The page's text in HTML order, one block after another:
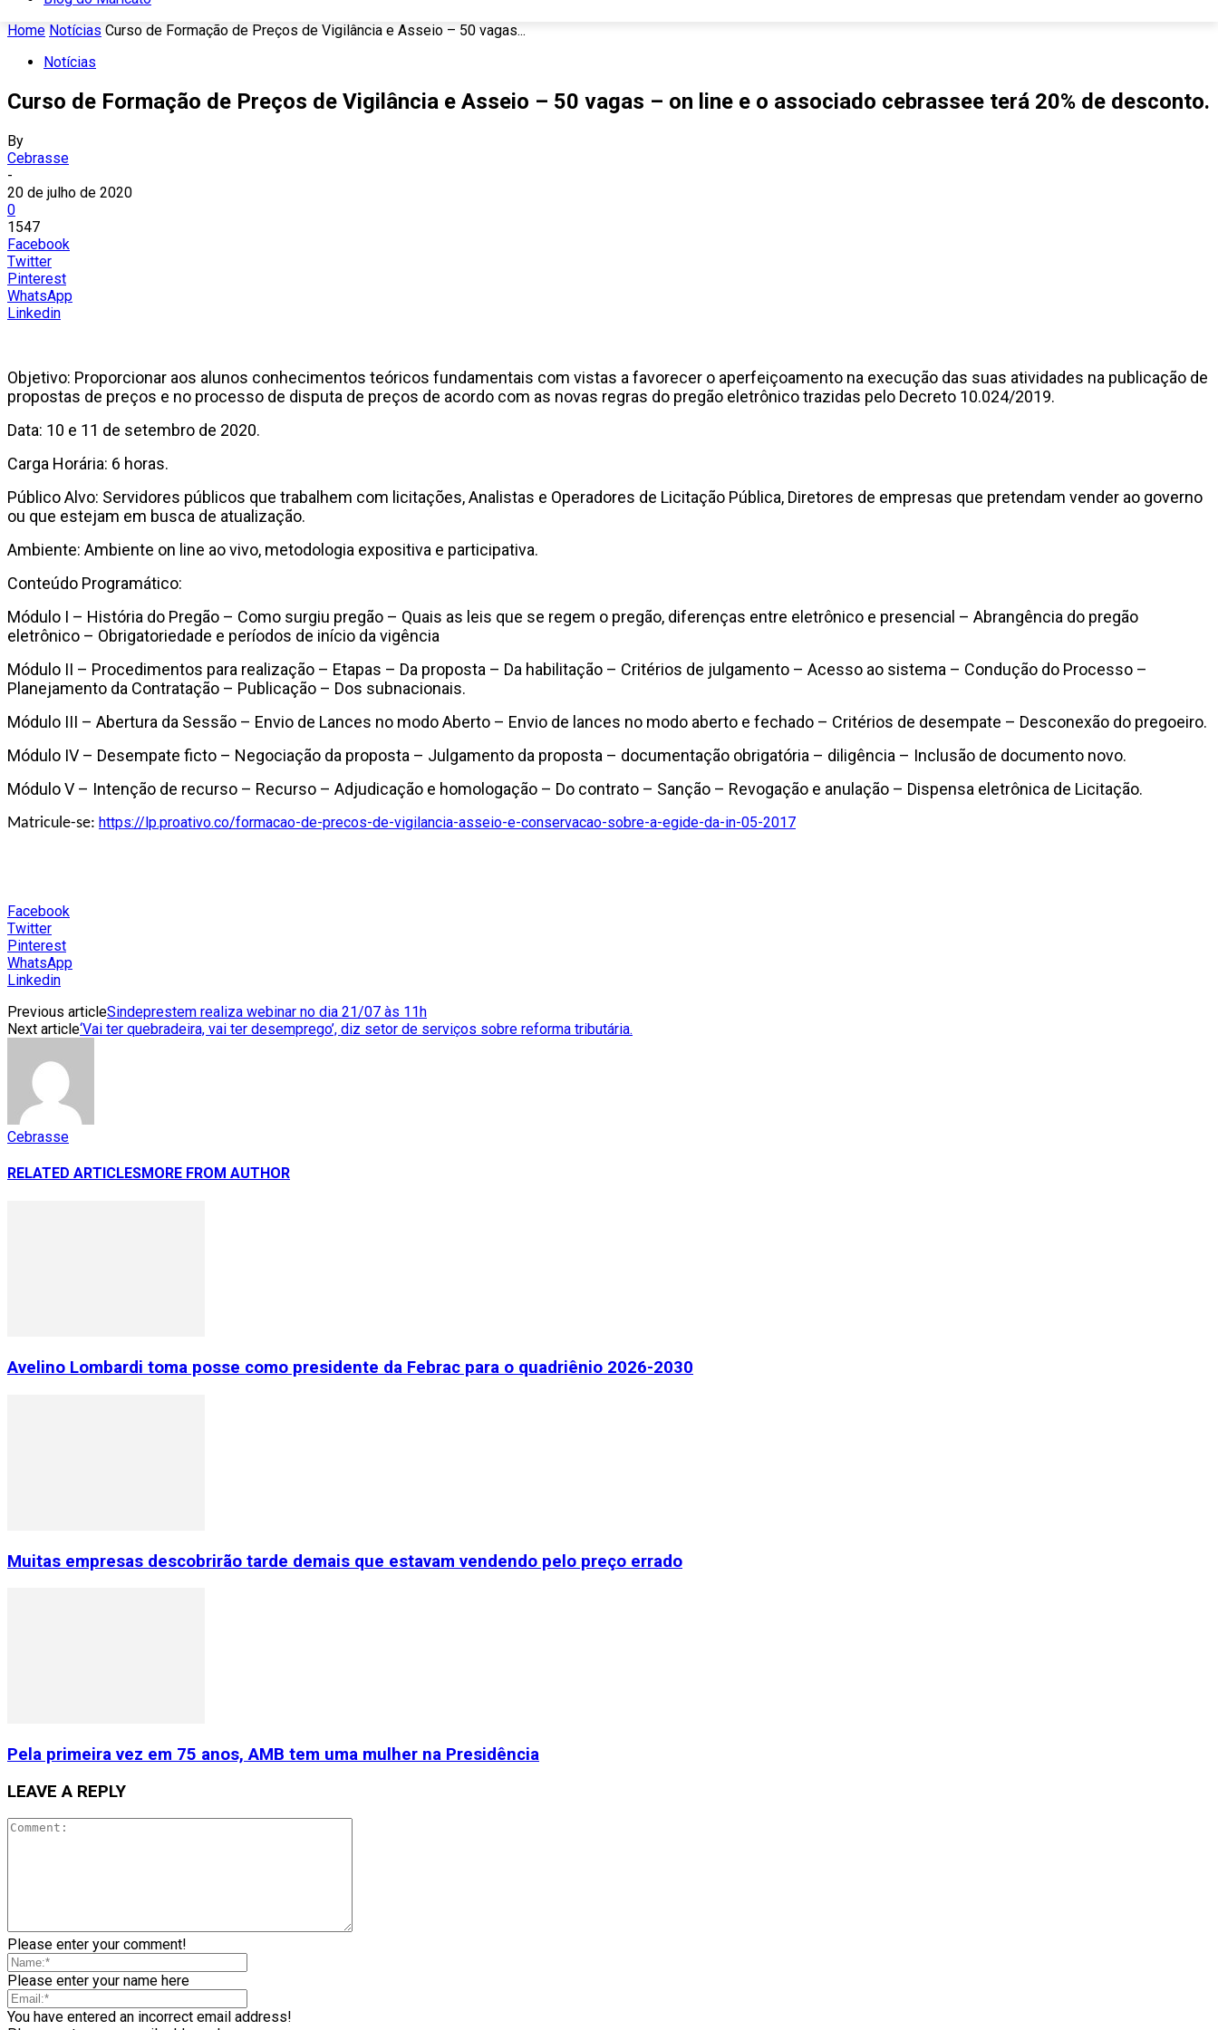
Home Notícias Curso de Formação de Preços de Vigilância e Asseio – 50 vagas...
Notícias
Curso de Formação de Preços de Vigilância e Asseio – 50 vagas – on line e o associado cebrassee terá 20% de desconto.
By
Cebrasse
-
20 de julho de 2020
0
1547
Facebook
Twitter
Pinterest
WhatsApp
Linkedin
Objetivo: Proporcionar aos alunos conhecimentos teóricos fundamentais com vistas a favorecer o aperfeiçoamento na execução das suas atividades na publicação de
propostas de preços e no processo de disputa de preços de acordo com as novas regras do pregão eletrônico trazidas pelo Decreto 10.024/2019.
Data: 10 e 11 de setembro de 2020.
Carga Horária: 6 horas.
Público Alvo: Servidores públicos que trabalhem com licitações, Analistas e Operadores de Licitação Pública, Diretores de empresas que pretendam vender ao governo
ou que estejam em busca de atualização.
Ambiente: Ambiente on line ao vivo, metodologia expositiva e participativa.
Conteúdo Programático:
Módulo I – História do Pregão – Como surgiu pregão – Quais as leis que se regem o pregão, diferenças entre eletrônico e presencial – Abrangência do pregão
eletrônico – Obrigatoriedade e períodos de início da vigência
Módulo II – Procedimentos para realização – Etapas – Da proposta – Da habilitação – Critérios de julgamento – Acesso ao sistema – Condução do Processo –
Planejamento da Contratação – Publicação – Dos subnacionais.
Módulo III – Abertura da Sessão – Envio de Lances no modo Aberto – Envio de lances no modo aberto e fechado – Critérios de desempate – Desconexão do pregoeiro.
Módulo IV – Desempate ficto – Negociação da proposta – Julgamento da proposta – documentação obrigatória – diligência – Inclusão de documento novo.
Módulo V – Intenção de recurso – Recurso – Adjudicação e homologação – Do contrato – Sanção – Revogação e anulação – Dispensa eletrônica de Licitação.
Matricule-se: https://lp.proativo.co/formacao-de-precos-de-vigilancia-asseio-e-conservacao-sobre-a-egide-da-in-05-2017
Facebook
Twitter
Pinterest
WhatsApp
Linkedin
Previous articleSindeprestem realiza webinar no dia 21/07 às 11h
Next article‘Vai ter quebradeira, vai ter desemprego’, diz setor de serviços sobre reforma tributária.
Cebrasse
RELATED ARTICLESMORE FROM AUTHOR
Avelino Lombardi toma posse como presidente da Febrac para o quadriênio 2026-2030
Muitas empresas descobrirão tarde demais que estavam vendendo pelo preço errado
Pela primeira vez em 75 anos, AMB tem uma mulher na Presidência
LEAVE A REPLY
Please enter your comment!
Please enter your name here
You have entered an incorrect email address!